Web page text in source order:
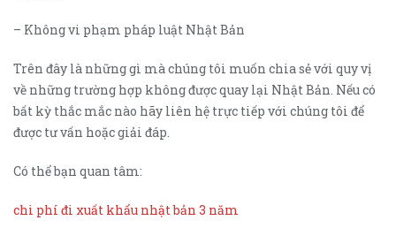
– Không vi phạm pháp luật Nhật Bản
Trên đây là những gì mà chúng tôi muốn chia sẻ với quy vị
về những trường hợp không được quay lại Nhật Bản. Nếu có
bất kỳ thắc mắc nào hãy liên hệ trực tiếp với chúng tôi để
được tư vấn hoặc giải đáp.
Có thể bạn quan tâm:
chi phí đi xuất khẩu nhật bản 3 năm